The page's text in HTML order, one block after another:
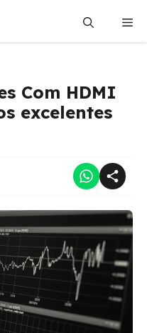
Com HDMI
excelentes